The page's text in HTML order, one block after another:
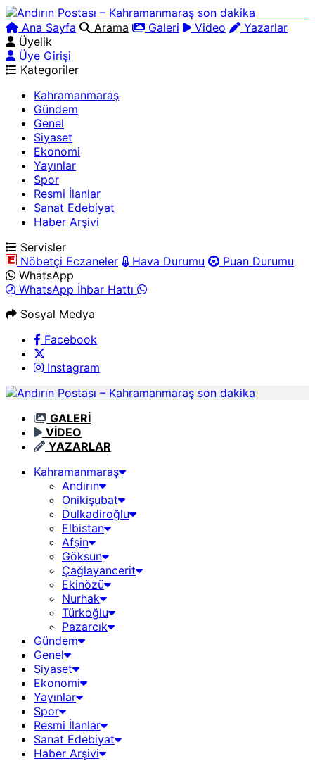
Ana Sayfa Arama Galeri Video
Yazarlar
Üyelik
Üye Girişi
Kategoriler
Kahramanmaraş
Gündem
Genel
Siyaset
Ekonomi
Yayınlar
Spor
Resmi İlanlar
Sanat Edebiyat
Haber Arşivi
Servisler
Nöbetçi Eczaneler
Hava Durumu
Puan Durumu
WhatsApp
WhatsApp İhbar Hattı
Sosyal Medya
Facebook
Instagram
GALERİ
VİDEO
YAZARLAR
Kahramanmaraş
Andırın
Onikişubat
Dulkadiroğlu
Elbistan
Afşin
Göksun
Çağlayancerit
Ekinözü
Nurhak
Türkoğlu
Pazarcık
Gündem
Genel
Siyaset
Ekonomi
Yayınlar
Spor
Resmi İlanlar
Sanat Edebiyat
Haber Arşivi